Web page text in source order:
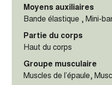
Moyens auxiliaires
Bande élastique , Mini-
Partie du corps
Haut du corps
Groupe musculaire
Muscles de l’épaule,